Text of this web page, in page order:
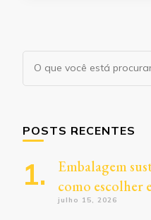
Procurando
algo?
POSTS RECENTES
Embalagem
como escolher
julho 15, 2026